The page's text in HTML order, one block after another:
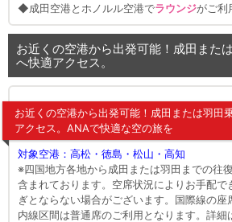
◆成田空港とホノルル空港でラウンジがご利
お近くの空港から出発可能！成田また
へ快適アクセス。
お近くの空港から出発可能！成田または羽田
アクセス。ANAで快適な空の旅を
対象空港：高松・徳島・松山・高知
※四国地方各地から成田または羽田までの往
含まれております。空席状況によりお手配で
ぎとならない場合がございます。国際線の座
内線区間は普通席のご利用となります。詳細